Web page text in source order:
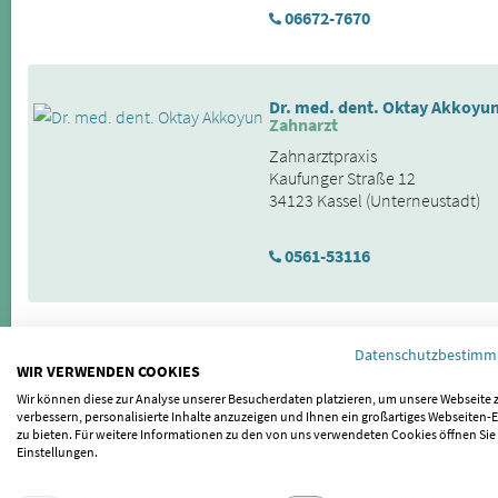
06672-7670
Dr. med. dent. Oktay
Zahnarzt
Zahnarztpraxis
Kaufunger Straße 12
34123 Kassel (Unterneustadt)
0561-53116
Dirk Butzmann, M.Sc.M.Sc.
Ihr Ansprechpartner für
Praxis für Zahnheilkunde und
Wilhelmshöher Allee 20
34117 Kassel (Mitte)
WIR VERWENDEN COOKIES
Wir können diese zur Analyse unserer Besucherdaten platzieren, um unsere Webseite
verbessern, personalisierte Inhalte anzuzeigen und Ihnen ein großartiges Webseiten-
zu bieten. Für weitere Informationen zu den von uns verwendeten Cookies öffnen
Einstellungen.